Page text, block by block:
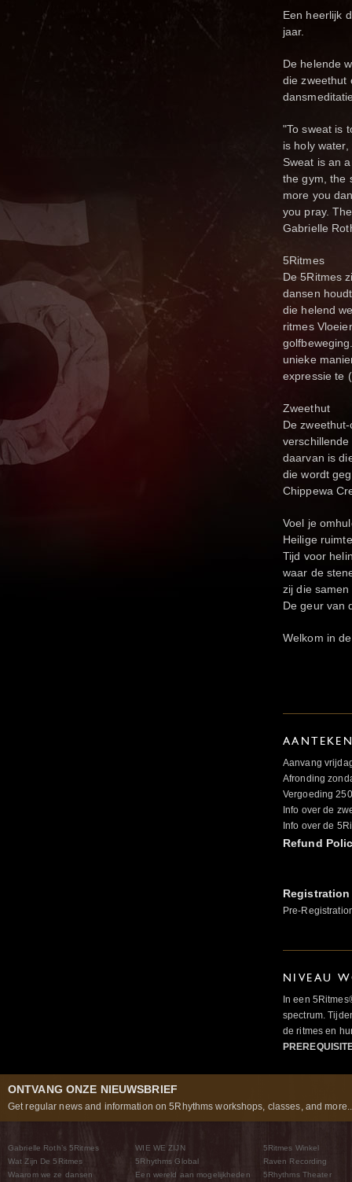
Een heerlijk
jaar.
De helende
die zweethut
"To sweat is
is holy
Sweat is an
the gym, the
more you
you pray.
Gabrielle
5Ritmes
De 5Ritmes
dansen
die helend
ritmes
unieke
expressie te
Zweethut
De
daarvan is
die wordt
Chippewa
Voel je
Heilige ruimte
Tijd voor
waar de
zij die
De geur van
Welkom in
Aanvang
Afronding
Vergoeding
Info over de
Info over de
Refund
Pre-
NIVEAU
In een
spectrum.
de ritmes en
ONTVANG ONZE NIEUWSBRIEF
Get regular news and information on 5Rhythms workshops, classes, and
Gabrielle Roth’s 5Ritmes
Wat Zijn De 5Ritmes
Waarom we ze dansen
WIE WE ZIJN
5Rhythms Global
Een wereld aan mogelijkheden
5Ritmes Winkel
Raven Recording
5Rhythms Theater